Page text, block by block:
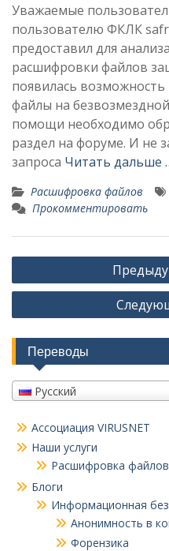
Уважаемые
пользователю ФКЛК
предоставил для
расшифровки файлов
появилась
файлы на
помощи необходимо
раздел на форуме. И не
запроса Читать дальше
Расшифровка файлов
Прокомментировать
Навигация
по
Переводы
Русский
Ассоциация VIRUSNET
Наши услуги
Расшифровка файлов
Блоги
Информационная
Анонимность в
Форензика